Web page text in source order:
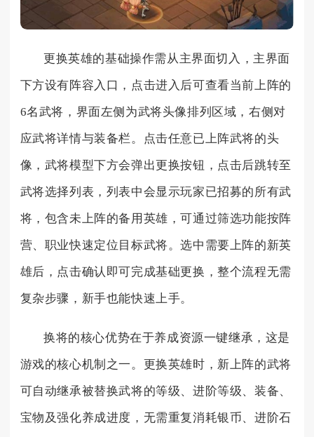
更换英雄的基础操作需从主界面切入，主界面
下方设有阵容入口，点击进入后可查看当前上阵的
6名武将，界面左侧为武将头像排列区域，右侧对
应武将详情与装备栏。点击任意已上阵武将的头
像，武将模型下方会弹出更换按钮，点击后跳转至
武将选择列表，列表中会显示玩家已招募的所有武
将，包含未上阵的备用英雄，可通过筛选功能按阵
营、职业快速定位目标武将。选中需要上阵的新英
雄后，点击确认即可完成基础更换，整个流程无需
复杂步骤，新手也能快速上手。
换将的核心优势在于养成资源一键继承，这是
游戏的核心机制之一。更换英雄时，新上阵的武将
可自动继承被替换武将的等级、进阶等级、装备、
宝物及强化养成进度，无需重复消耗银币、进阶石